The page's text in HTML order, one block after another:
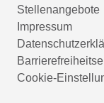
Stellenangebote
Impressum
Cookie-